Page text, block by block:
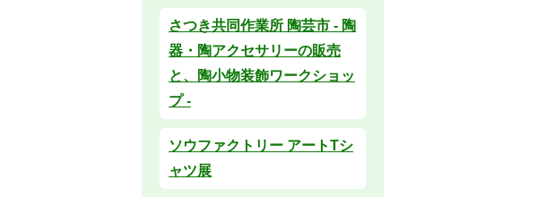
さつき共同作業所 陶芸市 - 陶
器・陶アクセサリーの販売
と、陶小物装飾ワークショッ
プ -
ソウファクトリー アートTシ
ャツ展